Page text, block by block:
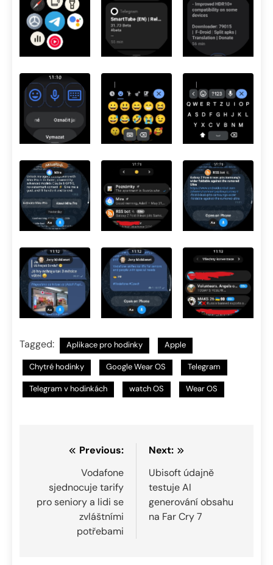
Tagged: Aplikace pro hodinky Apple
Chytré hodinky Google Wear OS Telegram
Telegram v hodinkách watch OS Wear OS
Navigace
příspěvek
Previous:
Vodafone
sjednocuje tarify
pro seniory a lidi se
zvláštními
potřebami
Next:
Ubisoft údajně
testuje AI
generování obsahu
na Far Cry 7